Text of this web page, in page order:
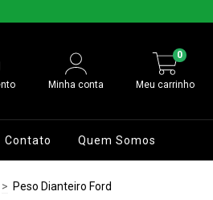
Minha conta Meu carrinho
0
Contato Quem Somos
> Peso Dianteiro Ford